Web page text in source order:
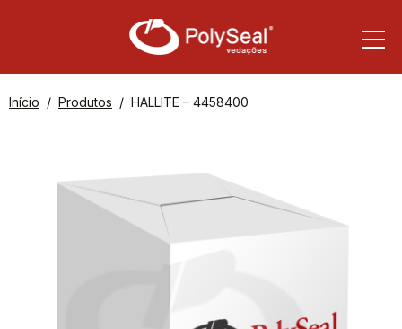
Início Produtos HALLITE – 4458400